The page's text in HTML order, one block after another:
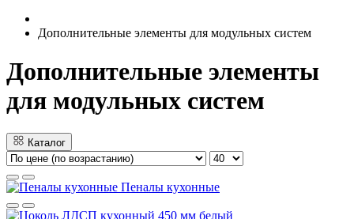
Дополнительные элементы для модульных систем
Дополнительные элементы
для модульных систем
Каталог
Пеналы кухонные